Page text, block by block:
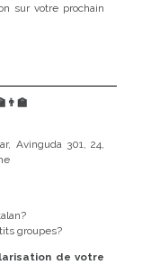
sur votre prochain
Avinguda 301, 24,
groupes?
de votre